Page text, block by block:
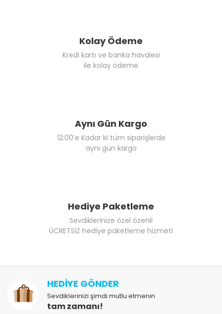
Kolay Ödeme
Kredi kartı ve banka havalesi
ile kolay ödeme
Aynı Gün Kargo
12:00’e Kadar ki tüm siparişlerde
aynı gün kargo
Hediye Paketleme
Sevdiklerinize özel özenli
ÜCRETSİZ hediye paketleme hizmeti
HEDİYE GÖNDER
Sevdiklerinizi şimdi mutlu etmenin
tam zamanı!